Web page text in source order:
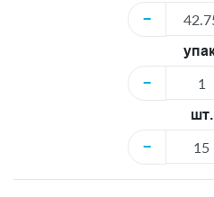
−
−
шт.
−